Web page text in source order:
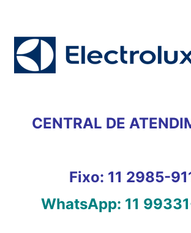
conteúdo
CENTRAL DE
Fixo: 11 2985-
WhatsApp: 11